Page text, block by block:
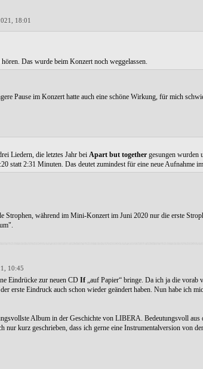
18:01
Das wurde beim Konzert noch weggelassen.
Pause im Konzert hatte auch eine schöne Wirkung, für mich
Liedern, die letztes Jahr bei Apart but together gesungen wurden
statt 2:31 Minuten. Das deutet zumindest für eine neue Aufnahme
Strophen, während im Mini-Konzert im Juni 2020 nur die erste
10:45
Eindrücke zur neuen CD If„auf Papier“ bringe. Da ich ja die vorab
erste Eindruck auch schon wieder geändert haben. Nun habe ich
Album in der Geschichte von LIBERA. Bedeutungsvoll aus
nur kurz geschrieben, dass ich gerne eine Instrumentalversion von